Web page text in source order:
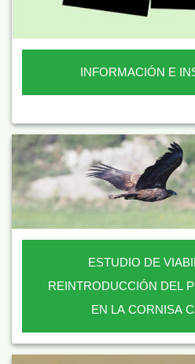
INFORMACIÓN E
ESTUDIO DE
REINTRODUCCIÓN DEL
EN LA CORNISA